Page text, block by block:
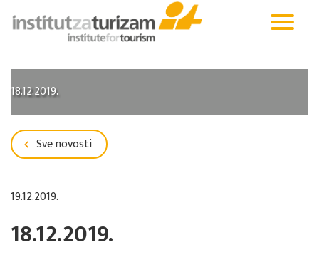
18.12.2019.
Sve novosti
19.12.2019.
18.12.2019.